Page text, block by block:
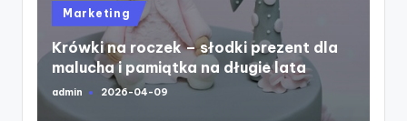
Posted
in
Marketing
Krówki na roczek – słodki prezent dla
malucha i pamiątka na długie lata
Posted
by
admin 2026-04-09